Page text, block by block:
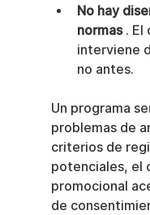
No hay
normas . El
interviene
no antes.
Un programa
problemas de
criterios de
potenciales, el
promocional
de